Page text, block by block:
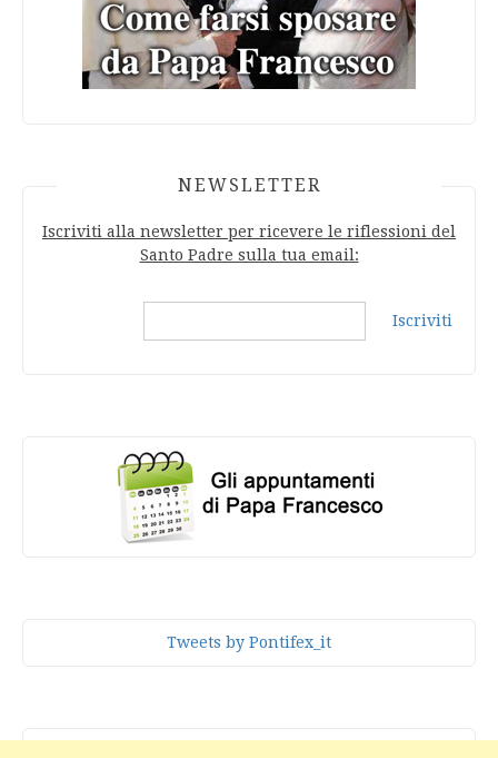
NEWSLETTER
Iscriviti alla newsletter per ricevere le riflessioni del
Santo Padre sulla tua email:
Iscriviti
Tweets by Pontifex_it